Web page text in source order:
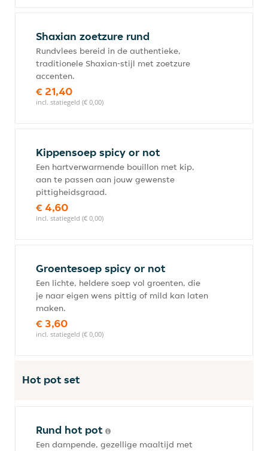
Shaxian zoetzure rund
Rundvlees bereid in de authentieke,
traditionele Shaxian-stijl met zoetzure
accenten.
€ 21,40
incl. statiegeld (€ 0,00)
Kippensoep spicy or not
Een hartverwarmende bouillon met kip,
aan te passen aan jouw gewenste
pittigheidsgraad.
€ 4,60
incl. statiegeld (€ 0,00)
Groentesoep spicy or not
Een lichte, heldere soep vol groenten, die
je naar eigen wens pittig of mild kan laten
maken.
€ 3,60
incl. statiegeld (€ 0,00)
Hot pot set
Rund hot pot
Een dampende, gezellige maaltijd met